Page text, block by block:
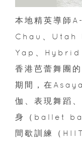
本地精英導師
Chau、
Yap、Hybrid
香港芭蕾舞團
期間，在
伽、表現舞蹈
身（ballet
間歇訓練（